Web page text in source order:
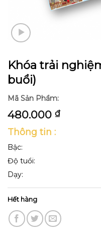
Khóa trải
buổi)
Mã Sản Phẩm:
480.000 ₫
Thông tin :
Bậc:
Độ tuổi:
Dạy:
Hết hàng